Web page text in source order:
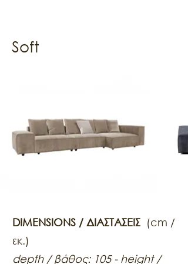
Soft
DIMENSIONS / ΔΙΑΣΤΑΣΕΙΣ (cm /
εκ.)
depth / βάθος: 105 - height /